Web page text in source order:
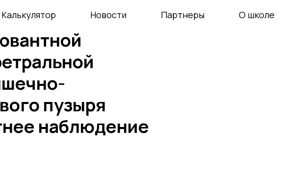
Калькулятор Новости Партнеры О школе
пузыря
наблюдение